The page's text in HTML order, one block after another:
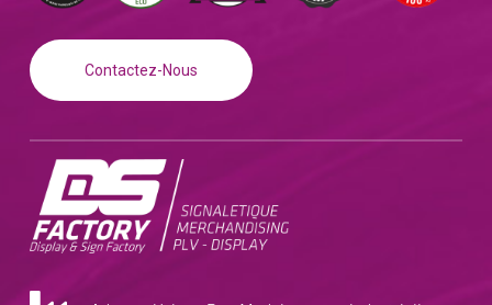
Contactez-Nous